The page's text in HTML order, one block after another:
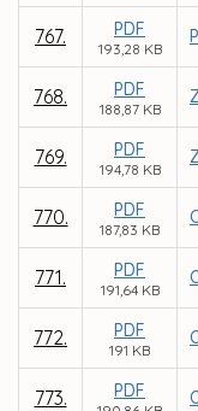
767. PDF
193,28 KB
768. PDF
188,87 KB
769. PDF
194,78 KB
770. PDF
187,83 KB
771. PDF
191,64 KB
772. PDF
191 KB
773. PDF